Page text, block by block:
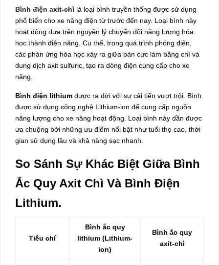
Bình điện axit-chì là loại bình truyền thống được sử dụng
phổ biến cho xe nâng điện từ trước đến nay. Loại bình này
hoạt động dựa trên nguyên lý chuyển đổi năng lượng hóa
học thành điện năng. Cụ thể, trong quá trình phóng điện,
các phản ứng hóa học xảy ra giữa bản cực làm bằng chì và
dung dịch axit sulfuric, tạo ra dòng điện cung cấp cho xe
nâng.
Bình điện lithium được ra đời với sự cải tiến vượt trội. Bình
được sử dụng công nghệ Lithium-ion để cung cấp nguồn
năng lượng cho xe nâng hoạt động. Loại bình này dần được
ưa chuộng bởi những ưu điểm nổi bật như tuổi thọ cao, thời
gian sử dụng lâu và khả năng sạc nhanh.
So Sánh Sự Khác Biệt Giữa Bình
Ắc Quy Axit Chì Và Bình Điện
Lithium.
Tiêu chí
Bình ắc quy
lithium (Lithium-
ion)
Bình ắc quy
axit-chì